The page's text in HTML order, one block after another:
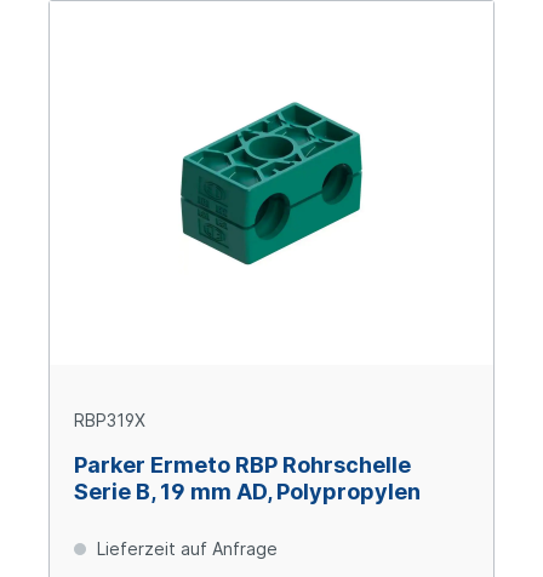
RBP319X
Parker Ermeto RBP Rohrschelle
Serie B, 19 mm AD, Polypropylen
Lieferzeit auf Anfrage